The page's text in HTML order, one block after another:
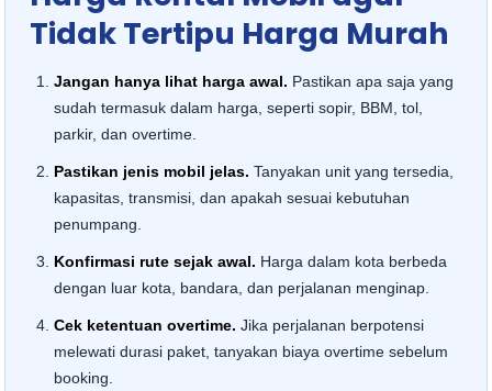
Tidak Tertipu Harga Murah
Jangan hanya lihat harga awal. Pastikan apa saja yang
sudah termasuk dalam harga, seperti sopir, BBM, tol,
parkir, dan overtime.
Pastikan jenis mobil jelas. Tanyakan unit yang tersedia,
kapasitas, transmisi, dan apakah sesuai kebutuhan
penumpang.
Konfirmasi rute sejak awal. Harga dalam kota berbeda
dengan luar kota, bandara, dan perjalanan menginap.
Cek ketentuan overtime. Jika perjalanan berpotensi
melewati durasi paket, tanyakan biaya overtime sebelum
booking.